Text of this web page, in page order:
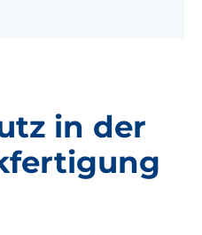
in der